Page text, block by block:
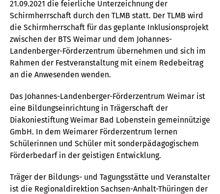
21.09.2021 die feierliche Unterzeichnung der
Schirmherrschaft durch den TLMB statt. Der TLMB wird
die Schirmherrschaft für das geplante Inklusionsprojekt
zwischen der BTS Weimar und dem Johannes-
Landenberger-Förderzentrum übernehmen und sich im
Rahmen der Festveranstaltung mit einem Redebeitrag
an die Anwesenden wenden.
Das Johannes-Landenberger-Förderzentrum Weimar ist
eine Bildungseinrichtung in Trägerschaft der
Diakoniestiftung Weimar Bad Lobenstein gemeinnützige
GmbH. In dem Weimarer Förderzentrum lernen
Schülerinnen und Schüler mit sonderpädagogischem
Förderbedarf in der geistigen Entwicklung.
Träger der Bildungs- und Tagungsstätte und Veranstalter
ist die Regionaldirektion Sachsen-Anhalt-Thüringen der